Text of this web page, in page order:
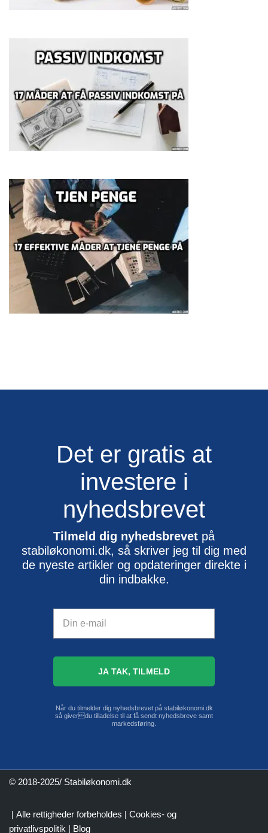
Det er gratis at
investere i
nyhedsbrevet
Tilmeld dig nyhedsbrevet på
stabiløkonomi.dk, så skriver jeg til dig med
de nyeste artikler og opdateringer direkte i
din indbakke.
Når du tilmelder dig nyhedsbrevet på stabiløkonomi.dk
så giverdu tilladelse til at få sendt nyhedsbreve samt
markedsføring.
© 2018-2025/ Stabiløkonomi.dk
| Alle rettigheder forbeholdes | Cookies- og
privatlivspolitik | Blog